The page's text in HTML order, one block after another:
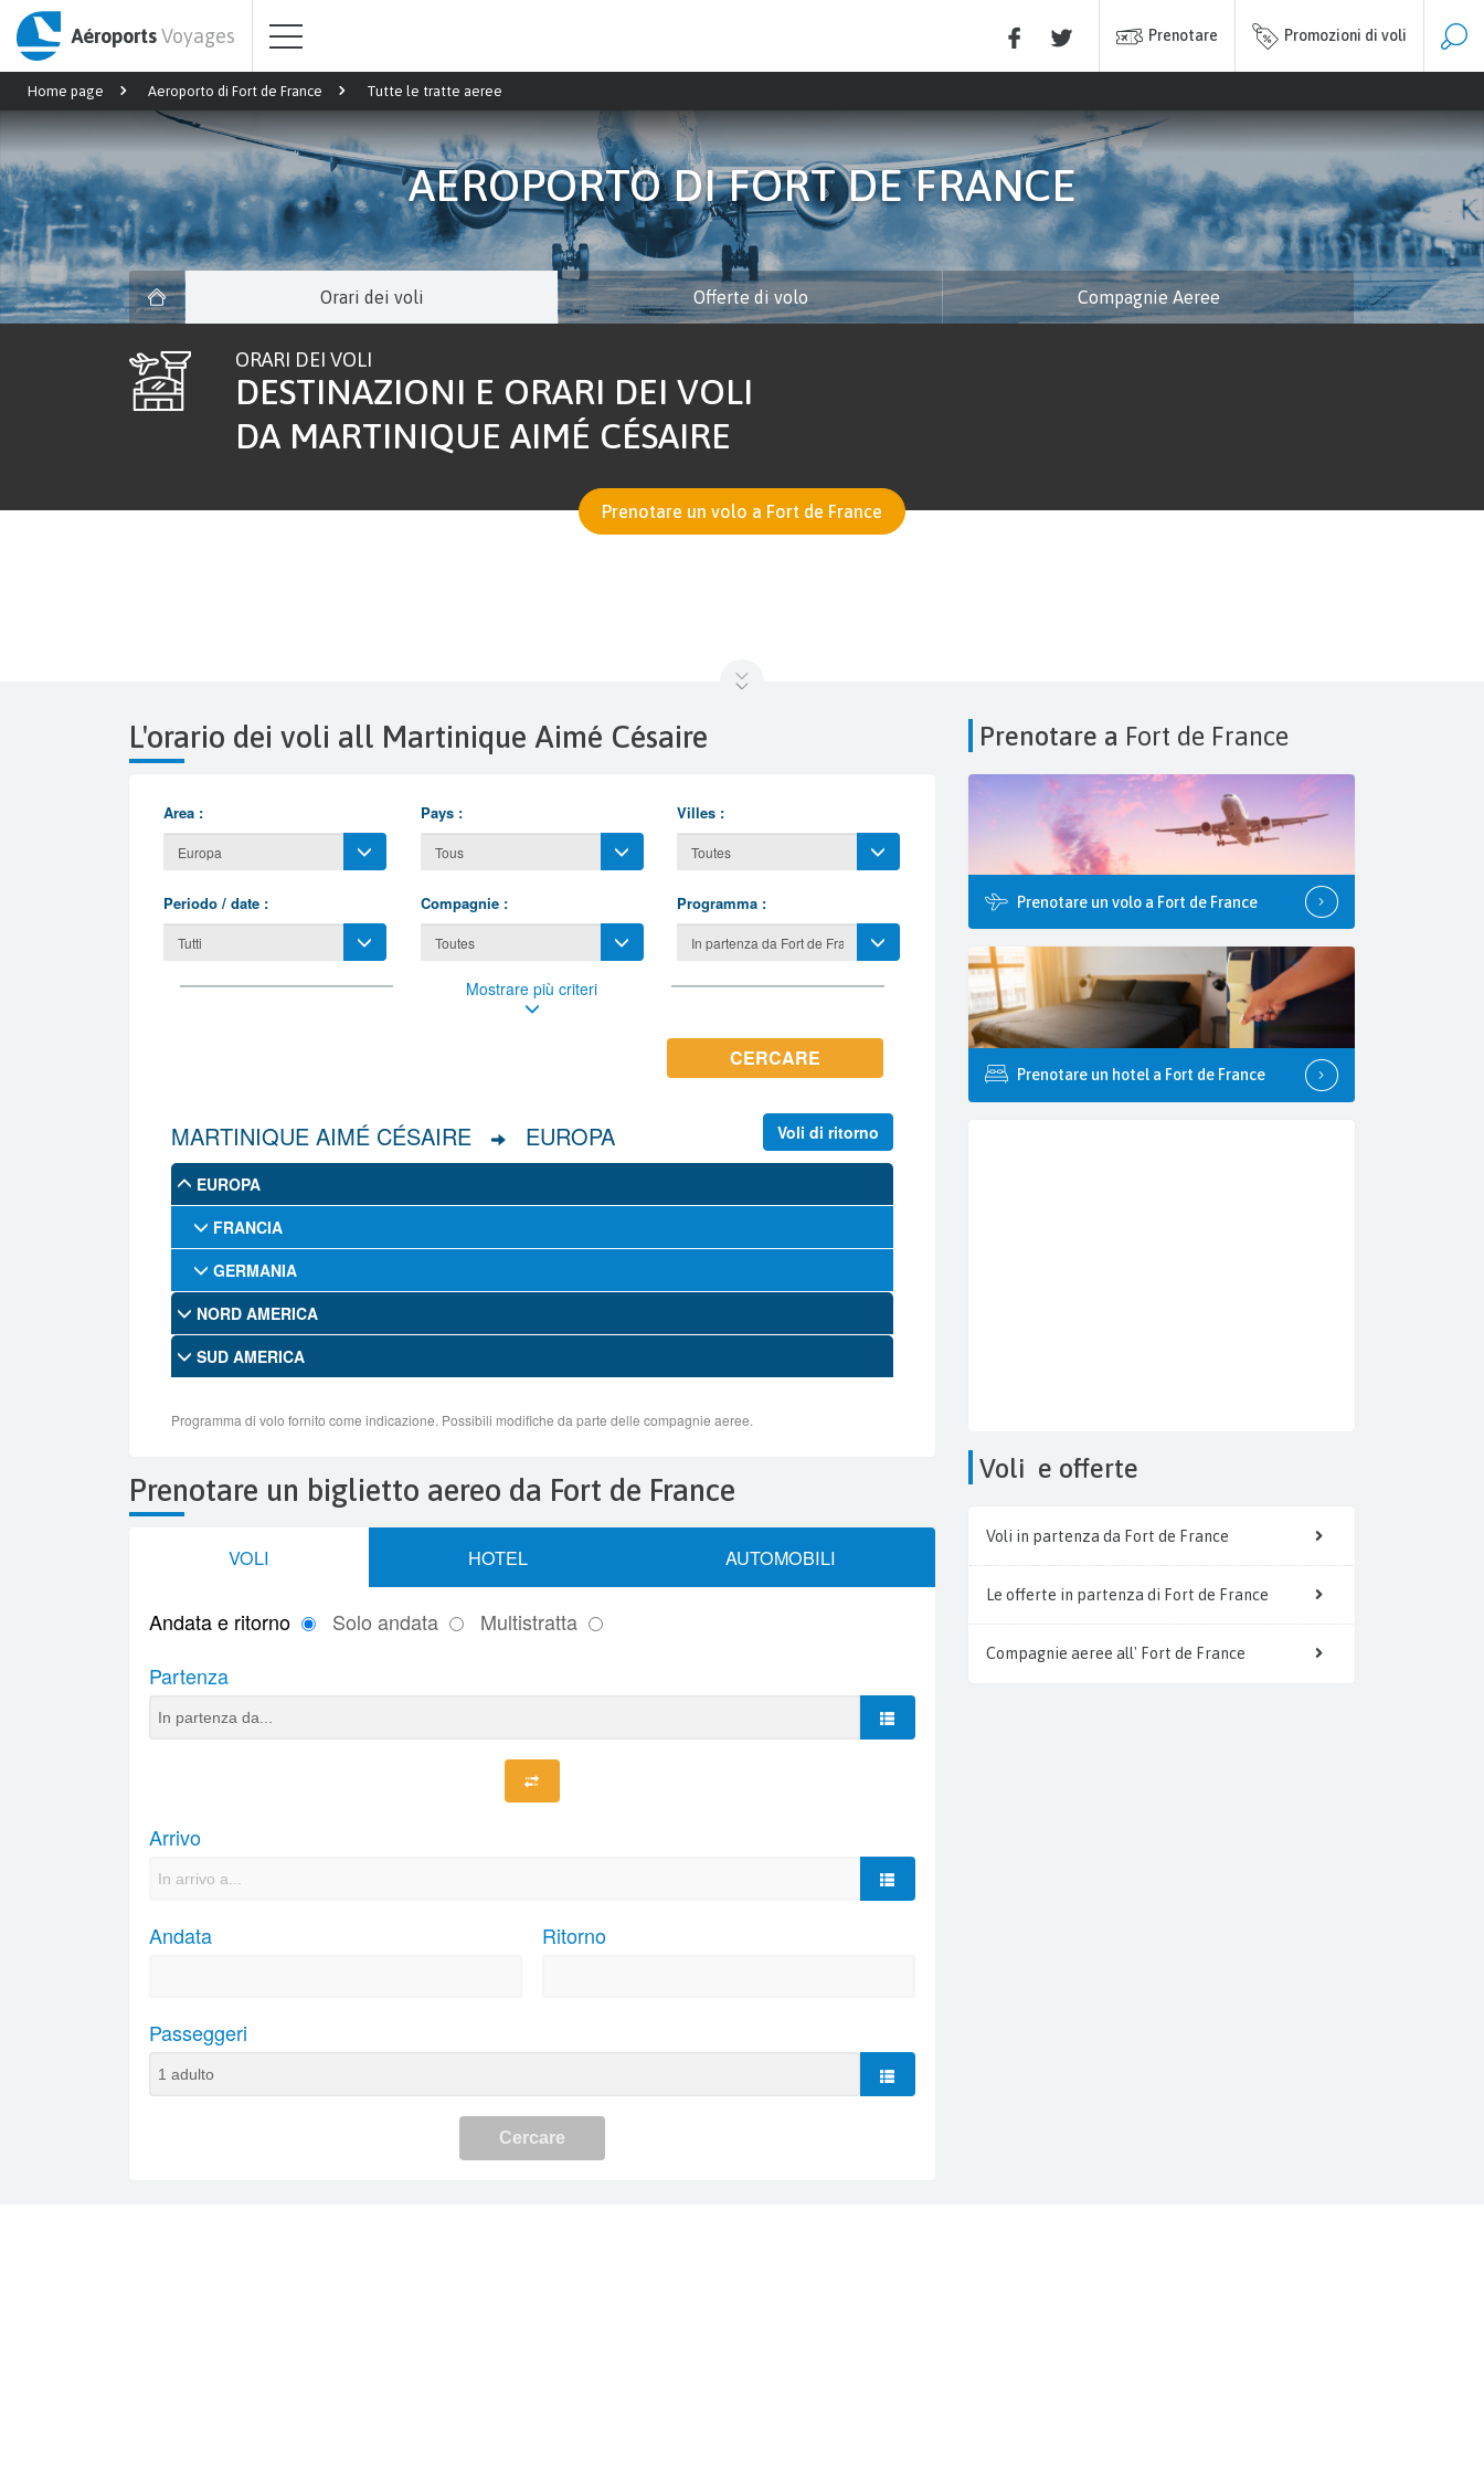
AéroportsVoyages Prenotare Promozioni di voli
Home page Aeroporto di Fort de France Tutte le tratte aeree
AEROPORTO DI FORT DE FRANCE
Orari dei voli Offerte di volo Compagnie Aeree
ORARI DEI VOLI
DESTINAZIONI E ORARI DEI VOLI
DA MARTINIQUE AIMÉ CÉSAIRE
Prenotare un volo a Fort de France
L'orario dei voli all Martinique Aimé Césaire
Prenotare un biglietto aereo da Fort de France
Prenotare a Fort de France
Prenotare un volo a Fort de France
Prenotare un hotel a Fort de France
Voli e offerte
Voli in partenza da Fort de France
Le offerte in partenza di Fort de France
Compagnie aeree all' Fort de France